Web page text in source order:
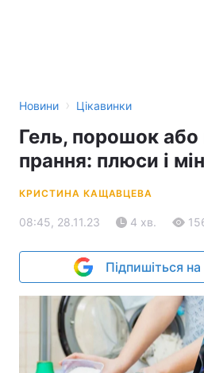
Новини › Цікавинки
Гель, порошок або
прання: плюси і
КРИСТИНА КАЩАВЦЕВА
08:45, 28.11.23 4 хв.
Підпишіться